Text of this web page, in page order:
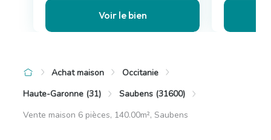
Voir le bien
Achat maison
Occitanie
Haute-Garonne (31)
Saubens (31600)
Vente maison 6 pièces, 140.00m², Saubens